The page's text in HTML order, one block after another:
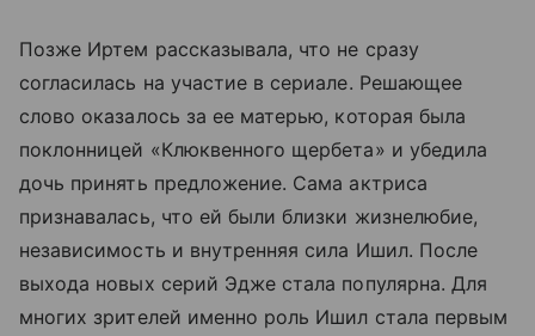
Позже Иртем рассказывала, что не сразу
согласилась на участие в сериале. Решающее
слово оказалось за ее матерью, которая была
поклонницей «Клюквенного щербета» и убедила
дочь принять предложение. Сама актриса
признавалась, что ей были близки жизнелюбие,
независимость и внутренняя сила Ишил. После
выхода новых серий Эдже стала популярна. Для
многих зрителей именно роль Ишил стала первым